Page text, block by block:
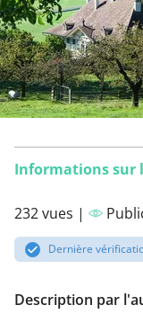
Informations sur
232 vues |
Dernière
Description par